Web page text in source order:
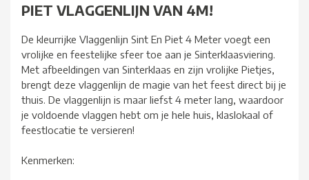
PIET VLAGGENLIJN VAN 4M!
De kleurrijke Vlaggenlijn Sint En Piet 4 Meter voegt een
vrolijke en feestelijke sfeer toe aan je Sinterklaasviering.
Met afbeeldingen van Sinterklaas en zijn vrolijke Pietjes,
brengt deze vlaggenlijn de magie van het feest direct bij je
thuis. De vlaggenlijn is maar liefst 4 meter lang, waardoor
je voldoende vlaggen hebt om je hele huis, klaslokaal of
feestlocatie te versieren!
Kenmerken: